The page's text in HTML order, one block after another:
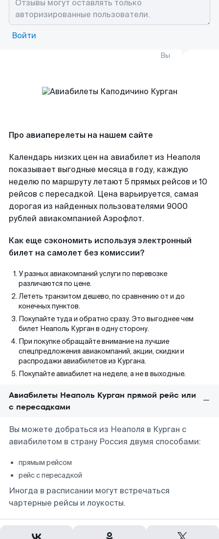
Войти
Вы
Про авиаперелеты на нашем сайте
Календарь низких цен на авиабилет из Неаполя
показывает выгодные месяца в году, каждую
неделю по маршруту летают 5 прямых рейсов и 10
рейсов с пересадкой. Цена варьируется, самая
дорогая из найденных пользователями 9000
рублей авиакомпанией Аэрофлот.
Как еще сэкономить используя электронный
билет на самолет без комиссии?
У разных авиакомпаний услуги по перевозке
различаются по цене.
Лететь транзитом дешево, по сравнению от и до
конечных пунктов.
Покупайте туда и обратно сразу. Это выгоднее чем
билет Неаполь Курган в одну сторону.
При покупке обращайте внимание на лучшие
спецпредложения авиакомпаний, акции, скидки и
распродажи авиабилетов из Кургана.
Покупайте авиабилет на неделе, а не в выходные.
Авиабилеты Неаполь Курган прямой рейс или
с пересадками
Вы можете добраться из Неаполя в Курган с
авиабилетом в страну Россия двумя способами:
прямым рейсом
рейс с пересадкой
Иногда в расписании могут встречаться
чартерные рейсы и лоукосты.